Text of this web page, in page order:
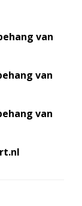
van
van
van